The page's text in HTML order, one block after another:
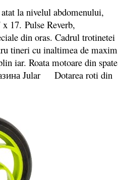
la nivelul abdomenului,
17. Pulse Reverb,
din oras. Cadrul trotinetei
tineri cu inaltimea de maxim
iar. Roata motoare din spate
Dotarea roti din